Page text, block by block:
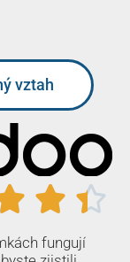
vztah
 
fungují